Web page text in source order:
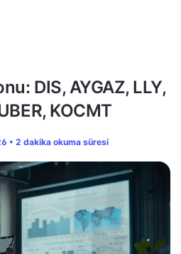
DIS, AYGAZ, LLY,
KOCMT
• 2 dakika okuma süresi